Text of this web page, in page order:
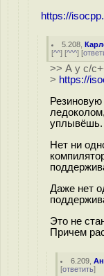
https://
5.208 ,
[^^] [^^^] [
>> А у с/
> https://
уплывёшь.
Нет ни
Даже нет
Это не
Причем
6.209 ,
[ответить]